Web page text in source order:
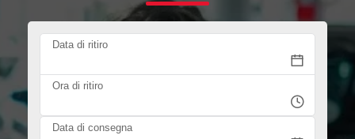
Data di ritiro
Ora di ritiro
Data di consegna